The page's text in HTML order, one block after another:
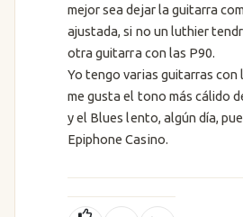
mejor sea dejar la guitarra
ajustada, si no un luthier
otra guitarra con las P90.
Yo tengo varias guitarras con
me gusta el tono más cálido
y el Blues lento, algún día,
Epiphone Casino.